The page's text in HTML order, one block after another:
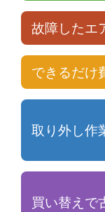
故障したエ
できるだけ
取り外し作
買い替えで